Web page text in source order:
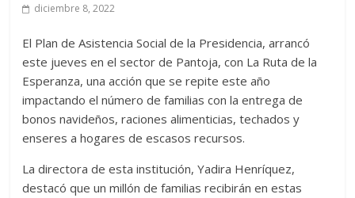
diciembre 8, 2022
El Plan de Asistencia Social de la Presidencia, arrancó
este jueves en el sector de Pantoja, con La Ruta de la
Esperanza, una acción que se repite este año
impactando el número de familias con la entrega de
bonos navideños, raciones alimenticias, techados y
enseres a hogares de escasos recursos.
La directora de esta institución, Yadira Henríquez,
destacó que un millón de familias recibirán en estas